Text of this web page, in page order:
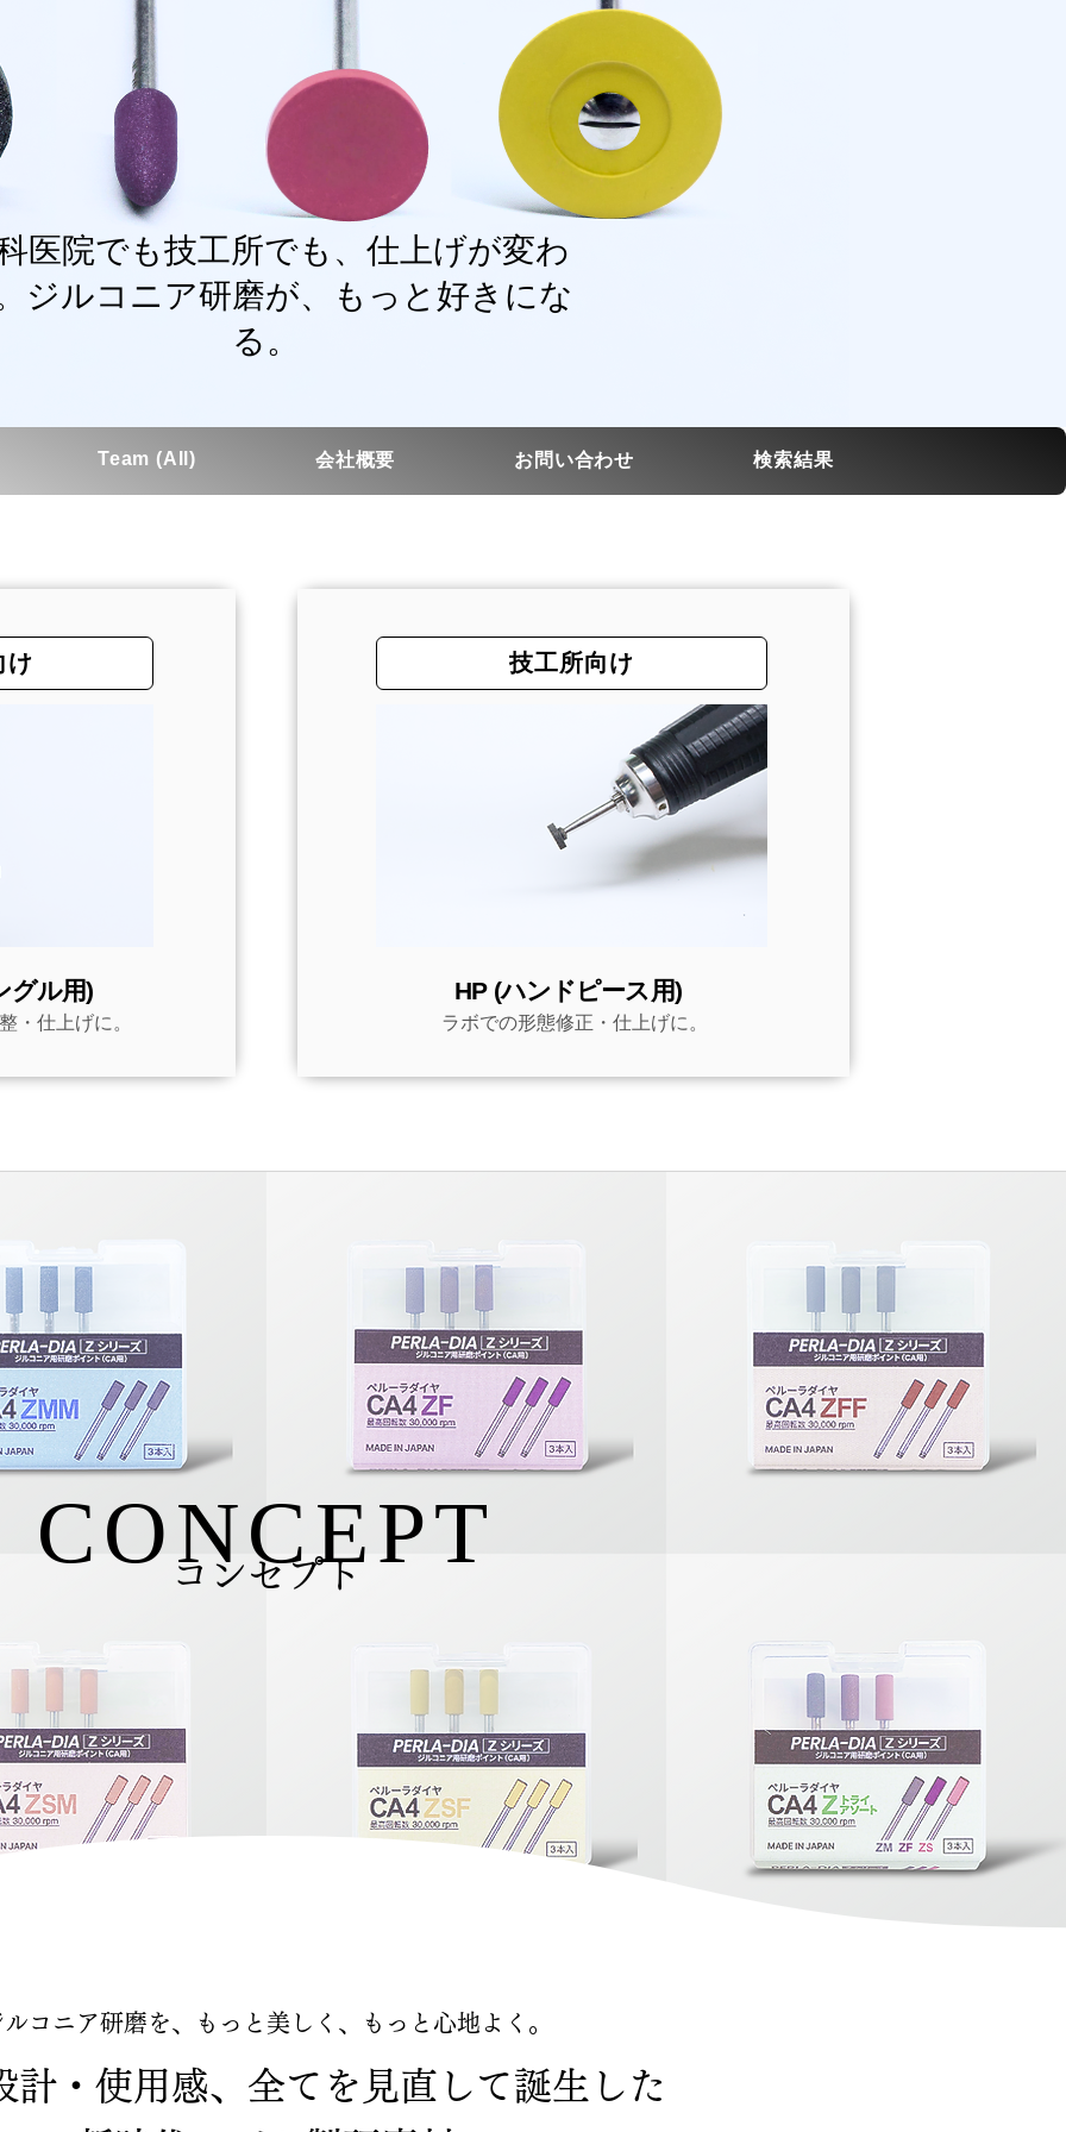
医院でも技工所でも、仕上げが変わ
ジルコニア研磨が、もっと好きにな
る。
Team (All) 会社概要 お問い合わせ 検索結果
・仕上げに。
グル用)
け
ラボでの形態修正・仕上げに。
HP (ハンドピース用)
技工所向け
CONCEPT
コンセプト
ルコニア研磨を、もっと美しく、もっと心地よく。
計・使用感、全てを見直して誕生した